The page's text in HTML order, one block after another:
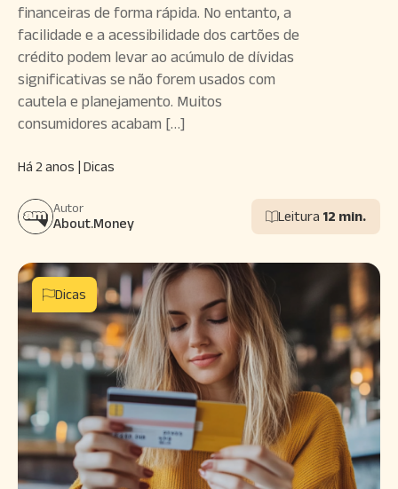
financeiras de forma rápida. No entanto, a
facilidade e a acessibilidade dos cartões de
crédito podem levar ao acúmulo de dívidas
significativas se não forem usados com
cautela e planejamento. Muitos
consumidores acabam […]
Há 2 anos | Dicas
Autor
About.Money Leitura 12 min.
Dicas